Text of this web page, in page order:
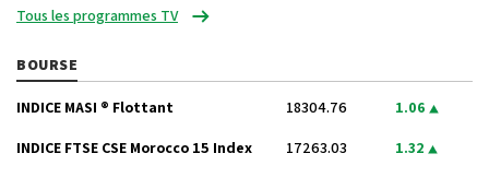
Tous les programmes TV
BOURSE
INDICE MASI ® Flottant 18304.76 1.06
INDICE FTSE CSE Morocco 15 Index 17263.03 1.32